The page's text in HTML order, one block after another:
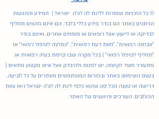
© כל הזכויות שמורות לליגת לה לצ'ה ישראל | המידע וההצעות
הניתנים באתר הם בגדר מידע כללי בלבד. הם אינם מהווים תחליף
לבדיקה או לייעוץ אצל רופאים או מומחים אחרים, ואינם בגדר
"אבחנה רפואית", "חוות דעת רפואית", "המלצה לטיפול רפואי" או
"תחליף לטיפול רפואי" | בכל מקרה שבו קיימת בעיה רפואית או
מתעורר חשד לקיומה, יש לפנות ולהיבדק אצל איש מקצוע מתאים |
בעצם השימוש באתר ובפורום המשתמשים מוותרים על כל תביעה,
דרישה או טענה מכל סוג שהוא כלפי ליגת לה לצ'ה ישראל ו/או צוות
הכותבים, העורכים והיועצים של האתר.